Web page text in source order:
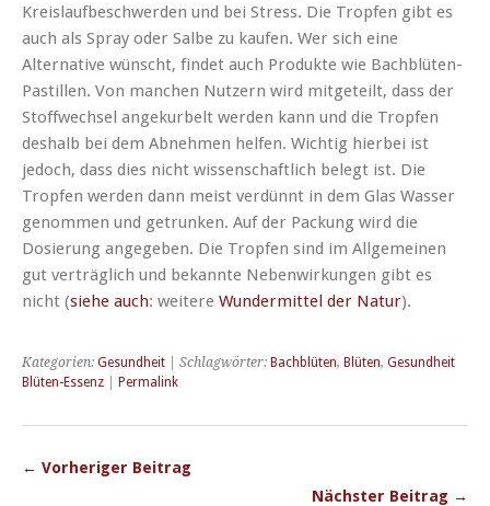
Kreislaufbeschwerden und bei Stress. Die Tropfen gibt es
auch als Spray oder Salbe zu kaufen. Wer sich eine
Alternative wünscht, findet auch Produkte wie Bachblüten-
Pastillen. Von manchen Nutzern wird mitgeteilt, dass der
Stoffwechsel angekurbelt werden kann und die Tropfen
deshalb bei dem Abnehmen helfen. Wichtig hierbei ist
jedoch, dass dies nicht wissenschaftlich belegt ist. Die
Tropfen werden dann meist verdünnt in dem Glas Wasser
genommen und getrunken. Auf der Packung wird die
Dosierung angegeben. Die Tropfen sind im Allgemeinen
gut verträglich und bekannte Nebenwirkungen gibt es
nicht (siehe auch: weitere Wundermittel der Natur).
Kategorien: Gesundheit | Schlagwörter: Bachblüten, Blüten, Gesundheit
Blüten-Essenz
Permalink
← Vorheriger Beitrag
Nächster Beitrag →